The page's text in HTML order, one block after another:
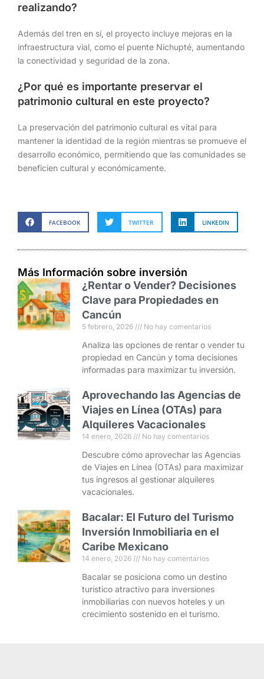
realizando?
Además del tren en sí, el proyecto incluye mejoras en la
infraestructura vial, como el puente Nichupté, aumentando
la conectividad y seguridad de la zona.
¿Por qué es importante preservar el
patrimonio cultural en este proyecto?
La preservación del patrimonio cultural es vital para
mantener la identidad de la región mientras se promueve el
desarrollo económico, permitiendo que las comunidades se
beneficien cultural y económicamente.
FACEBOOK TWITTER LINKEDIN
Más Información sobre inversión
¿Rentar o Vender? Decisiones
Clave para Propiedades en
Cancún
5 febrero, 2026 No hay comentarios
Analiza las opciones de rentar o vender tu
propiedad en Cancún y toma decisiones
informadas para maximizar tu inversión.
Aprovechando las Agencias de
Viajes en Línea (OTAs) para
Alquileres Vacacionales
14 enero, 2026 No hay comentarios
Descubre cómo aprovechar las Agencias
de Viajes en Línea (OTAs) para maximizar
tus ingresos al gestionar alquileres
vacacionales.
Bacalar: El Futuro del Turismo
Inversión Inmobiliaria en el
Caribe Mexicano
14 enero, 2026 No hay comentarios
Bacalar se posiciona como un destino
turístico atractivo para inversiones
inmobiliarias con nuevos hoteles y un
crecimiento sostenido en el turismo.